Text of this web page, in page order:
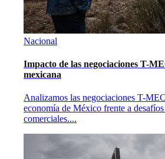
Nacional
Impacto de las negociaciones T-
mexicana
Analizamos las negociaciones T-
economía de México frente a
comerciales....